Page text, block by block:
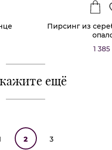
Пирсинг из
1
ещё
2 3